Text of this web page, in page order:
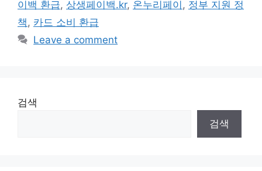
이백 환급, 상생페이백.kr, 온누리페이 , 정부 지원 정
책 , 카드 소비 환급
Leave a comment
검색
검색